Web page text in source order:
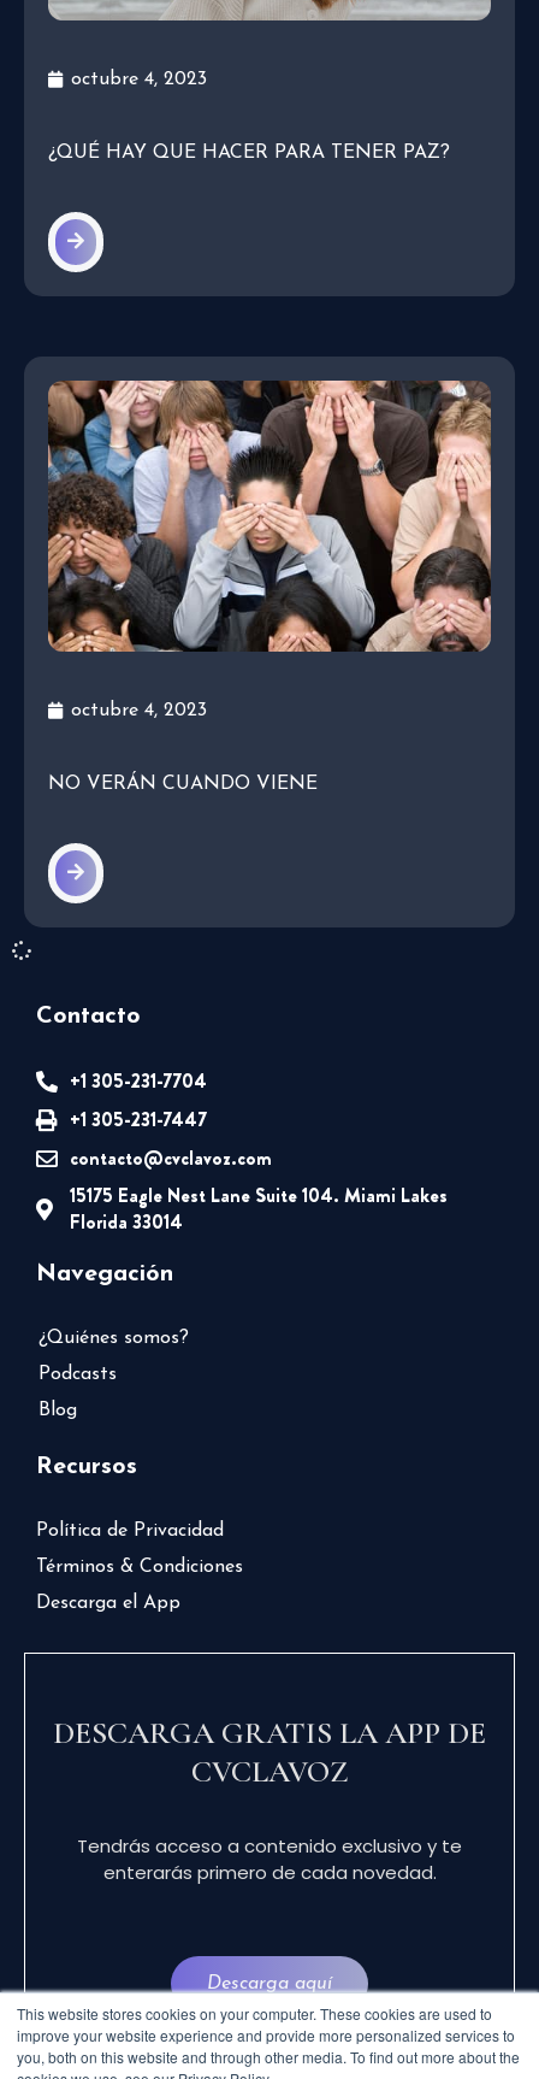
This website stores cookies on your computer. These cookies are used to
improve your website experience and provide more personalized services to
you, both on this website and through other media. To find out more about the
octubre 4, 2023
¿QUÉ HAY QUE HACER PARA TENER PAZ?
octubre 4, 2023
NO VERÁN CUANDO VIENE
Contacto
+1 305-231-7704
+1 305-231-7447
contacto@cvclavoz.com
15175 Eagle Nest Lane Suite 104. Miami Lakes
Florida 33014
Navegación
¿Quiénes somos?
Podcasts
Blog
Recursos
Política de Privacidad
Términos & Condiciones
Descarga el App
DESCARGA GRATIS LA APP DE
CVCLAVOZ
Tendrás acceso a contenido exclusivo y te
enterarás primero de cada novedad.
Descarga aquí